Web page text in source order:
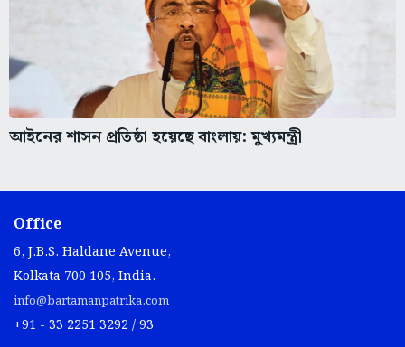
আইনের শাসন প্রতিষ্ঠা হয়েছে বাংলায়: মুখ্যমন্ত্রী
Office
6, J.B.S. Haldane Avenue,
Kolkata 700 105, India.
info@bartamanpatrika.com
+91 - 33 2251 3292 / 93